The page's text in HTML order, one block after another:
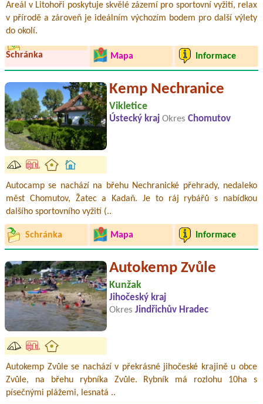
Areál v Litohoři poskytuje skvělé zázemí pro sportovní vyžití, relax
v přírodě a zároveň je ideálním výchozím bodem pro další výlety
do okolí.
Schránka Mapa Informace
Kemp Nechranice
Vikletice
Ústecký kraj Okres Chomutov
Autocamp se nachází na břehu Nechranické přehrady, nedaleko
měst Chomutov, Žatec a Kadaň. Je to ráj rybářů s nabídkou
dalšího sportovního vyžití (..
Schránka Mapa Informace
Autokemp Zvůle
Kunžak
Jihočeský kraj
Okres Jindřichův Hradec
Autokemp Zvůle se nachází v překrásné jihočeské krajině u obce
Zvůle, na břehu rybníka Zvůle. Rybník má rozlohu 10ha s
písečnými plážemi, lesnatá ..